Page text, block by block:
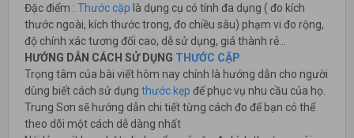
Đặc điểm : Thước cặp là dụng cụ có tính đa dụng ( đo kích
thước ngoài, kích thước trong, đo chiều sâu) phạm vi đo rộng,
độ chính xác tương đối cao, dễ sử dụng, giá thành rẻ…
HƯỚNG DẪN CÁCH SỬ DỤNG THƯỚC CẶP
Trọng tâm của bài viết hôm nay chính là hướng dẫn cho người
dùng biết cách sử dụng thước kẹp để phục vụ nhu cầu của họ.
Trung Sơn sẽ hướng dẫn chi tiết từng cách đo để bạn có thể
theo dõi một cách dễ dàng nhất